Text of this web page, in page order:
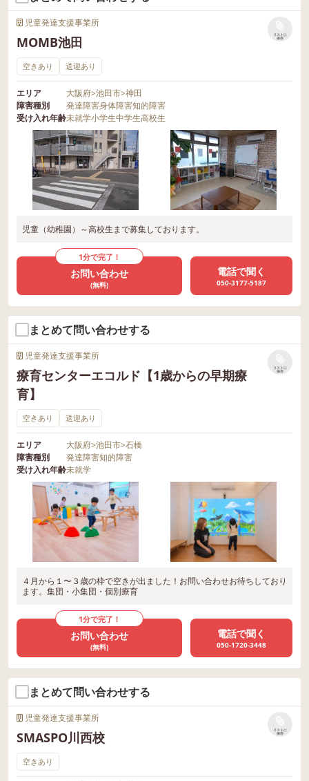
児童発達支援事業所
MOMB池田
リストに
保存
空きあり 送迎あり
エリア 大阪府>池田市>神田
障害種別
発達障害身体障害知的障害
受け入れ年齢未就学小学生中学生高校生
児童（幼稚園）～高校生まで募集しております。
1分で完了！
お問い合わせ
(無料)
電話で聞く
050-3177-5187
まとめて問い合わせする
児童発達支援事業所
療育センターエコルド【1歳からの早期療
育】
リストに
保存
空きあり 送迎あり
エリア 大阪府>池田市>石橋
障害種別
発達障害知的障害
受け入れ年齢未就学
４月から１〜３歳の枠で空きが出ました！お問い合わせお待ちしており
ます。集団・小集団・個別療育
1分で完了！
お問い合わせ
(無料)
電話で聞く
050-1720-3448
まとめて問い合わせする
児童発達支援事業所
SMASPO川西校
リストに
保存
空きあり